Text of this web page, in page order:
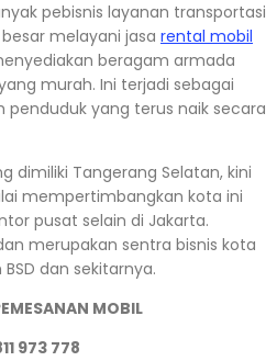
pebisnis layanan transportasi
melayani jasa rental mobil
beragam armada
murah. Ini terjadi sebagai
yang terus naik secara
dimiliki Tangerang Selatan, kini
mempertimbangkan kota ini
pusat selain di Jakarta.
merupakan sentra bisnis kota
dan sekitarnya.
MOBIL
973 778